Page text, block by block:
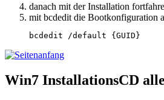
danach mit der Installation
mit bcdedit die Bootkonfiguration
bcdedit /default {GUID}
Win7 InstallationsCD